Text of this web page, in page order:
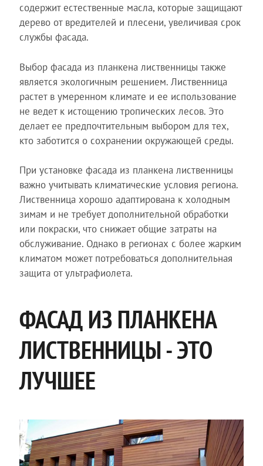
содержит естественные масла, которые защищают
дерево от вредителей и плесени, увеличивая срок
службы фасада.
Выбор фасада из планкена лиственницы также
является экологичным решением. Лиственница
растет в умеренном климате и ее использование
не ведет к истощению тропических лесов. Это
делает ее предпочтительным выбором для тех,
кто заботится о сохранении окружающей среды.
При установке фасада из планкена лиственницы
важно учитывать климатические условия региона.
Лиственница хорошо адаптирована к холодным
зимам и не требует дополнительной обработки
или покраски, что снижает общие затраты на
обслуживание. Однако в регионах с более жарким
климатом может потребоваться дополнительная
защита от ультрафиолета.
ФАСАД ИЗ ПЛАНКЕНА
ЛИСТВЕННИЦЫ - ЭТО
ЛУЧШЕЕ